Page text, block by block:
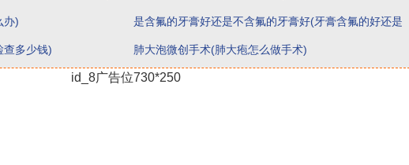
么好)
办) 是含氟的牙膏好还是不含氟的牙膏好(牙膏含氟的好还是
不含氟的好)
查多少钱) 肺大泡微创手术(肺大疱怎么做手术)
id_8广告位730*250